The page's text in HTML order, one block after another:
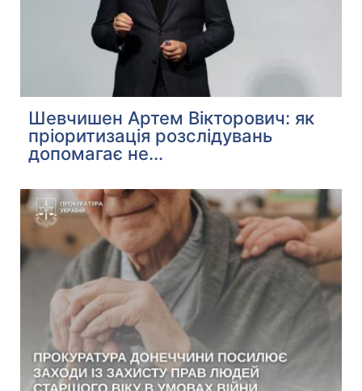
Шевчишен Артем Вікторович: як
пріоритизація розслідувань
допомагає не...